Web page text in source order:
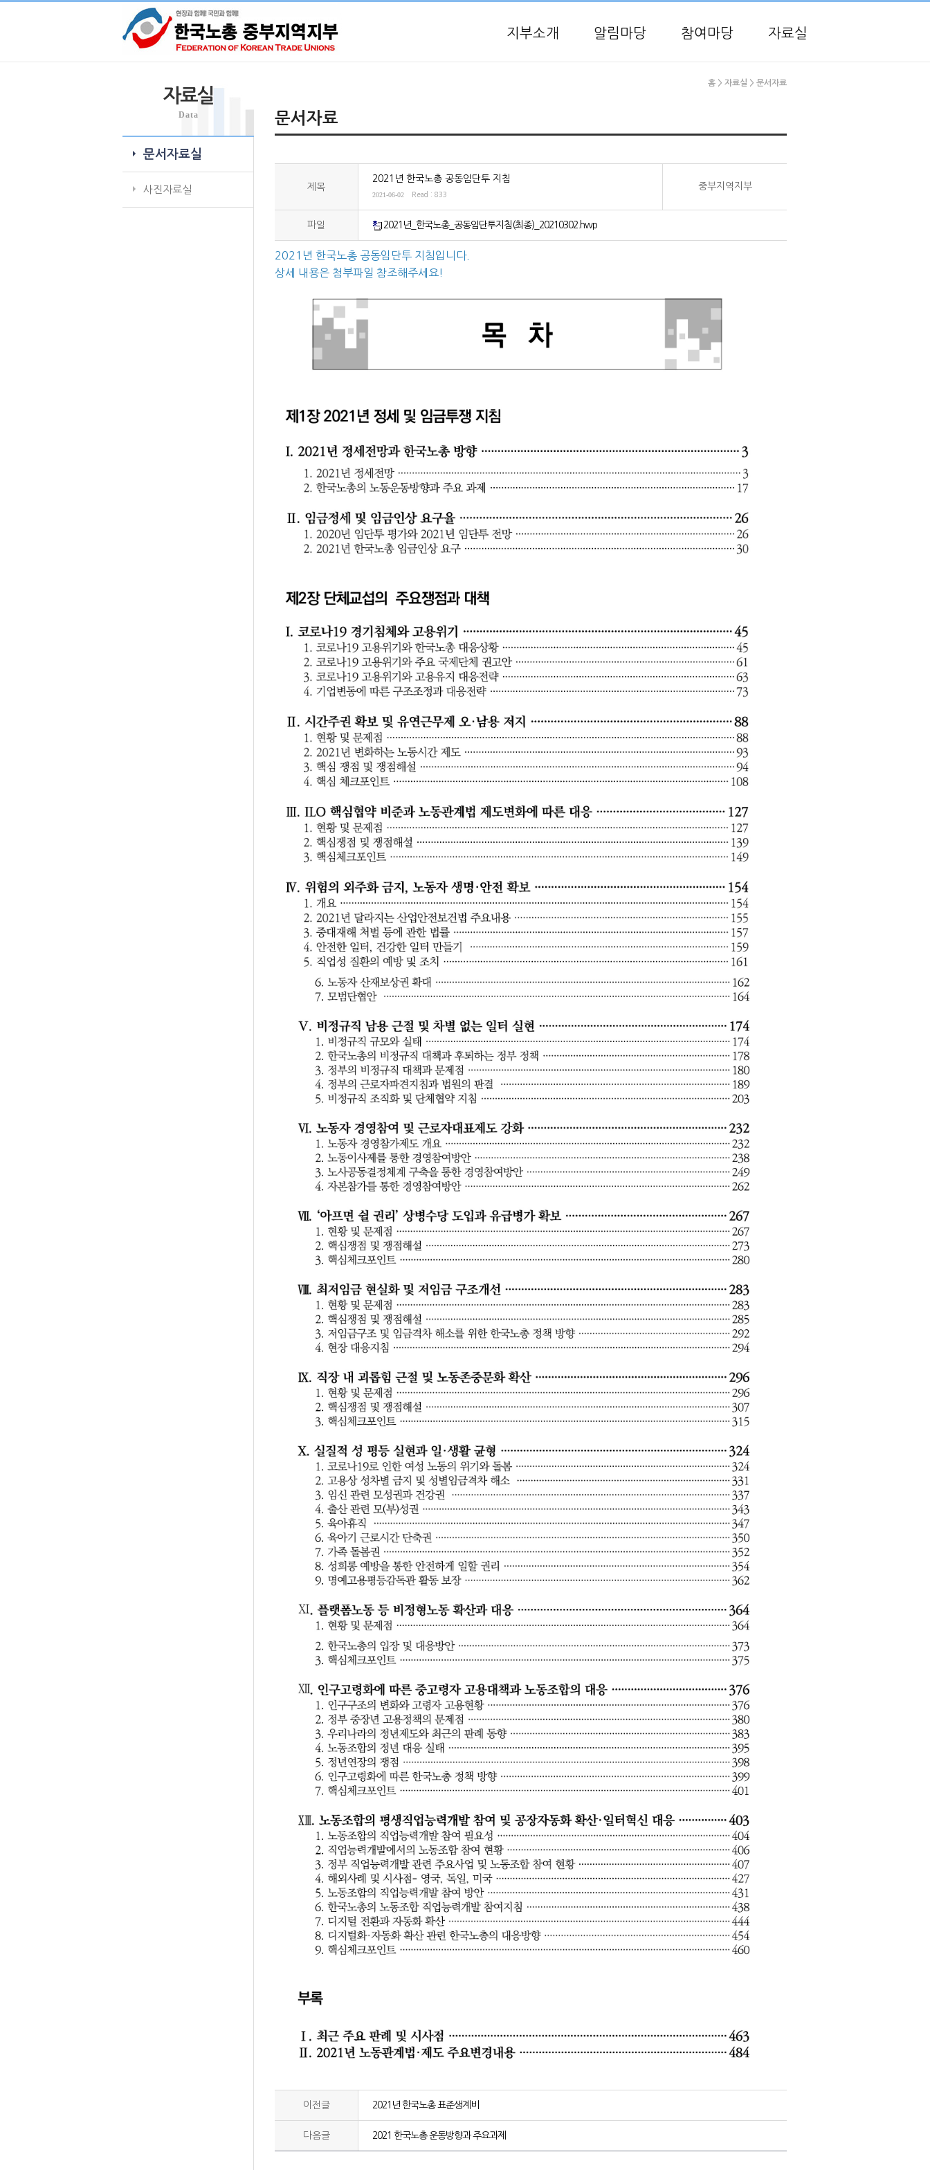
지부소개 알림마당 참여마당 자료실
자료실
Data
문서자료실
사진자료실
홈 > 자료실 > 문서자료
문서자료
제목
2021년 한국노총 공동임단투 지침
2021-06-02 Read : 833
중부지역지부
파일 2021년_한국노총_공동임단투지침(최종)_20210302.hwp
2021년 한국노총 공동임단투 지침입니다.
상세 내용은 첨부파일 참조해주세요!
이전글 2021년 한국노총 표준생계비
다음글 2021 한국노총 운동방향과 주요과제